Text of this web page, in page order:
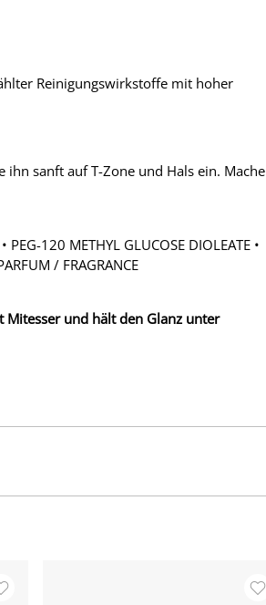
Reinigungswirkstoffe mit hoher
sanft auf T-Zone und Hals ein. Mache
PEG-120 METHYL GLUCOSE DIOLEATE •
/ FRAGRANCE
Mitesser und hält den Glanz unter